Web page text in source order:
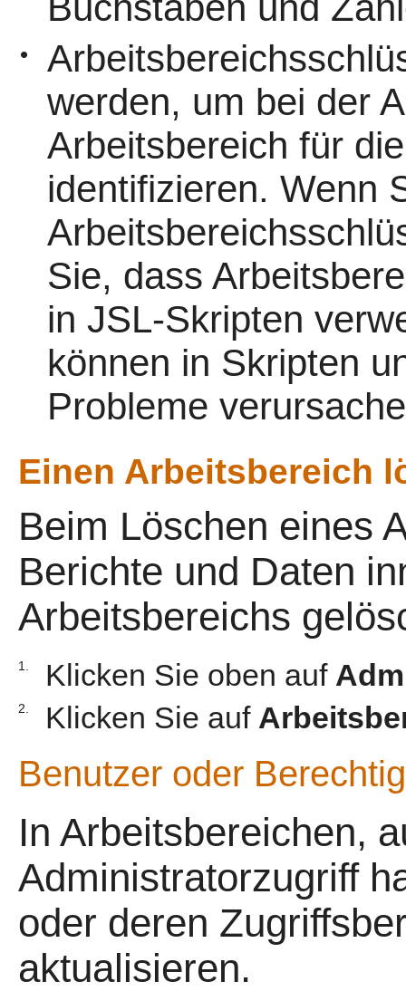
•
werden, um bei der
Arbeitsbereich für
identifizieren. Wenn
Sie, dass
in JSL-Skripten
können in Skripten
Probleme
Einen Arbeitsbereich
Beim Löschen eines
Berichte und Daten
Arbeitsbereichs
1. Klicken Sie oben auf
2. Klicken Sie auf
Benutzer oder
In Arbeitsbereichen,
Administratorzugriff
oder deren
aktualisieren.